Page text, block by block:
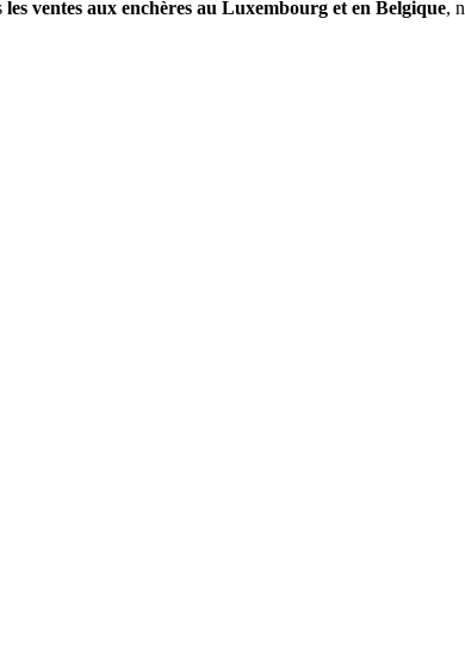
les ventes aux enchères au Luxembourg et en Belgique,